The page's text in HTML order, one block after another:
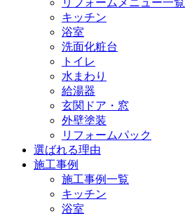
キッチン
浴室
洗面化粧台
トイレ
水まわり
給湯器
玄関ドア・窓
外壁塗装
リフォームパック
選ばれる理由
施工事例
施工事例一覧
キッチン
浴室